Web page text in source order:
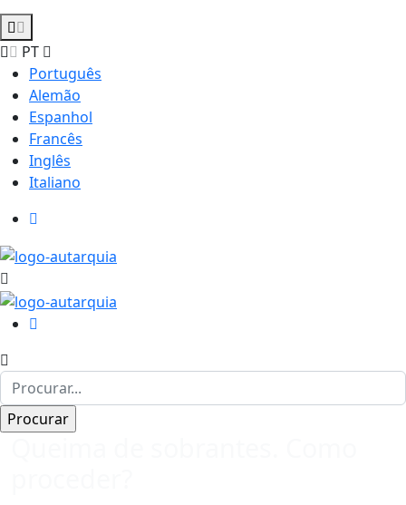
PT
Português
Alemão
Espanhol
Francês
Inglês
Italiano